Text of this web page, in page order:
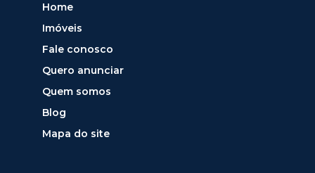
Home
Imóveis
Fale conosco
Quero anunciar
Quem somos
Blog
Mapa do site